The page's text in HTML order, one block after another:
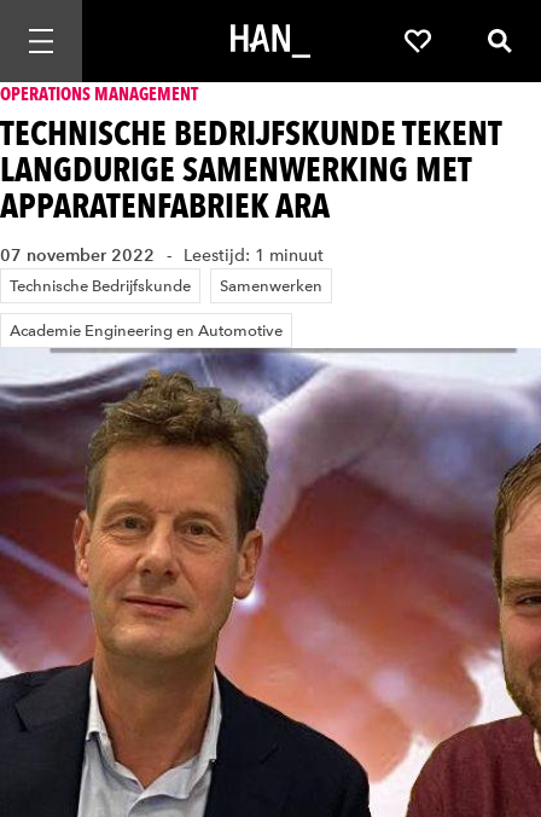
Mobiele navigatie openen Favorieten
OPERATIONS MANAGEMENT
TECHNISCHE BEDRIJFSKUNDE TEKENT
LANGDURIGE SAMENWERKING MET
APPARATENFABRIEK ARA
07 november 2022 Leestijd: 1 minuut
Technische Bedrijfskunde Samenwerken
Academie Engineering en Automotive